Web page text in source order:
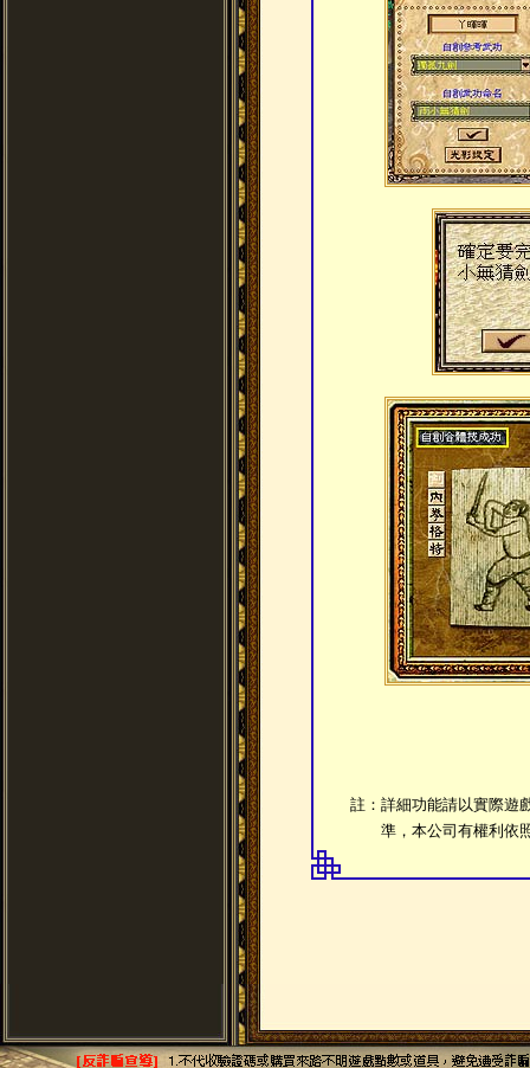
註：詳細功能請以實際遊
準，本公司有權利依